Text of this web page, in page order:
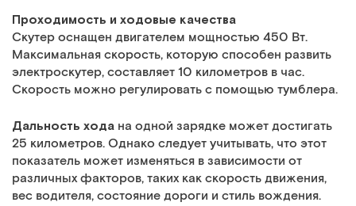
Проходимость и ходовые качества
Скутер оснащен двигателем мощностью 450 Вт.
Максимальная скорость, которую способен развить
электроскутер, составляет 10 километров в час.
Скорость можно регулировать с помощью тумблера.
Дальность хода на одной зарядке может достигать
25 километров. Однако следует учитывать, что этот
показатель может изменяться в зависимости от
различных факторов, таких как скорость движения,
вес водителя, состояние дороги и стиль вождения.